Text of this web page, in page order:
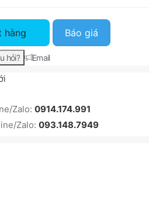
Enterprise MFP M630dn
hàng Báo giá
hỏi? Email
Zalo: 0914.174.991
Zalo: 093.148.7949